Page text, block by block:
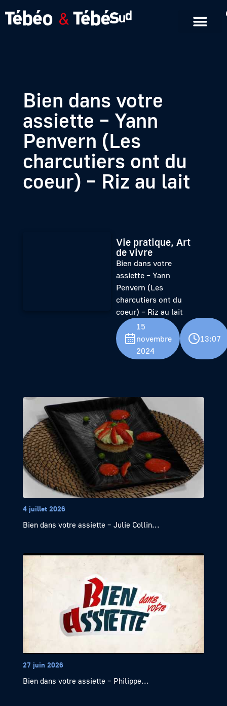
Bien dans votre
assiette – Yann
Penvern (Les
charcutiers ont du
coeur) – Riz au lait
Vie pratique, Art
de vivre
Bien dans votre
assiette – Yann
Penvern (Les
charcutiers ont du
coeur) – Riz au lait
15
novembre
2024
13:07
4 juillet 2026
Bien dans votre assiette – Julie Collin...
27 juin 2026
Bien dans votre assiette – Philippe...